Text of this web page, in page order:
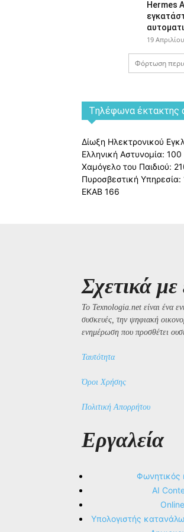
Hermes
19
Φόρτωση
Tηλέφωνα έκτακτης
Δίωξη Ηλεκτρονικού
Ελληνική Αστυνομία: 100
Χαμόγελο του Παιδιού:
Πυροσβεστική Υπηρεσία:
ΕΚΑΒ 166
Σχετικά
Το Texnologia.net είναι ένα
συσκευές, την ψηφιακή
ενημέρωση που προσθέτει
Ταυτότητα
Όροι Χρήσης
Πολιτική Απορρήτου
Εργαλεία
Φωνητικός
AI
Υπολογιστής